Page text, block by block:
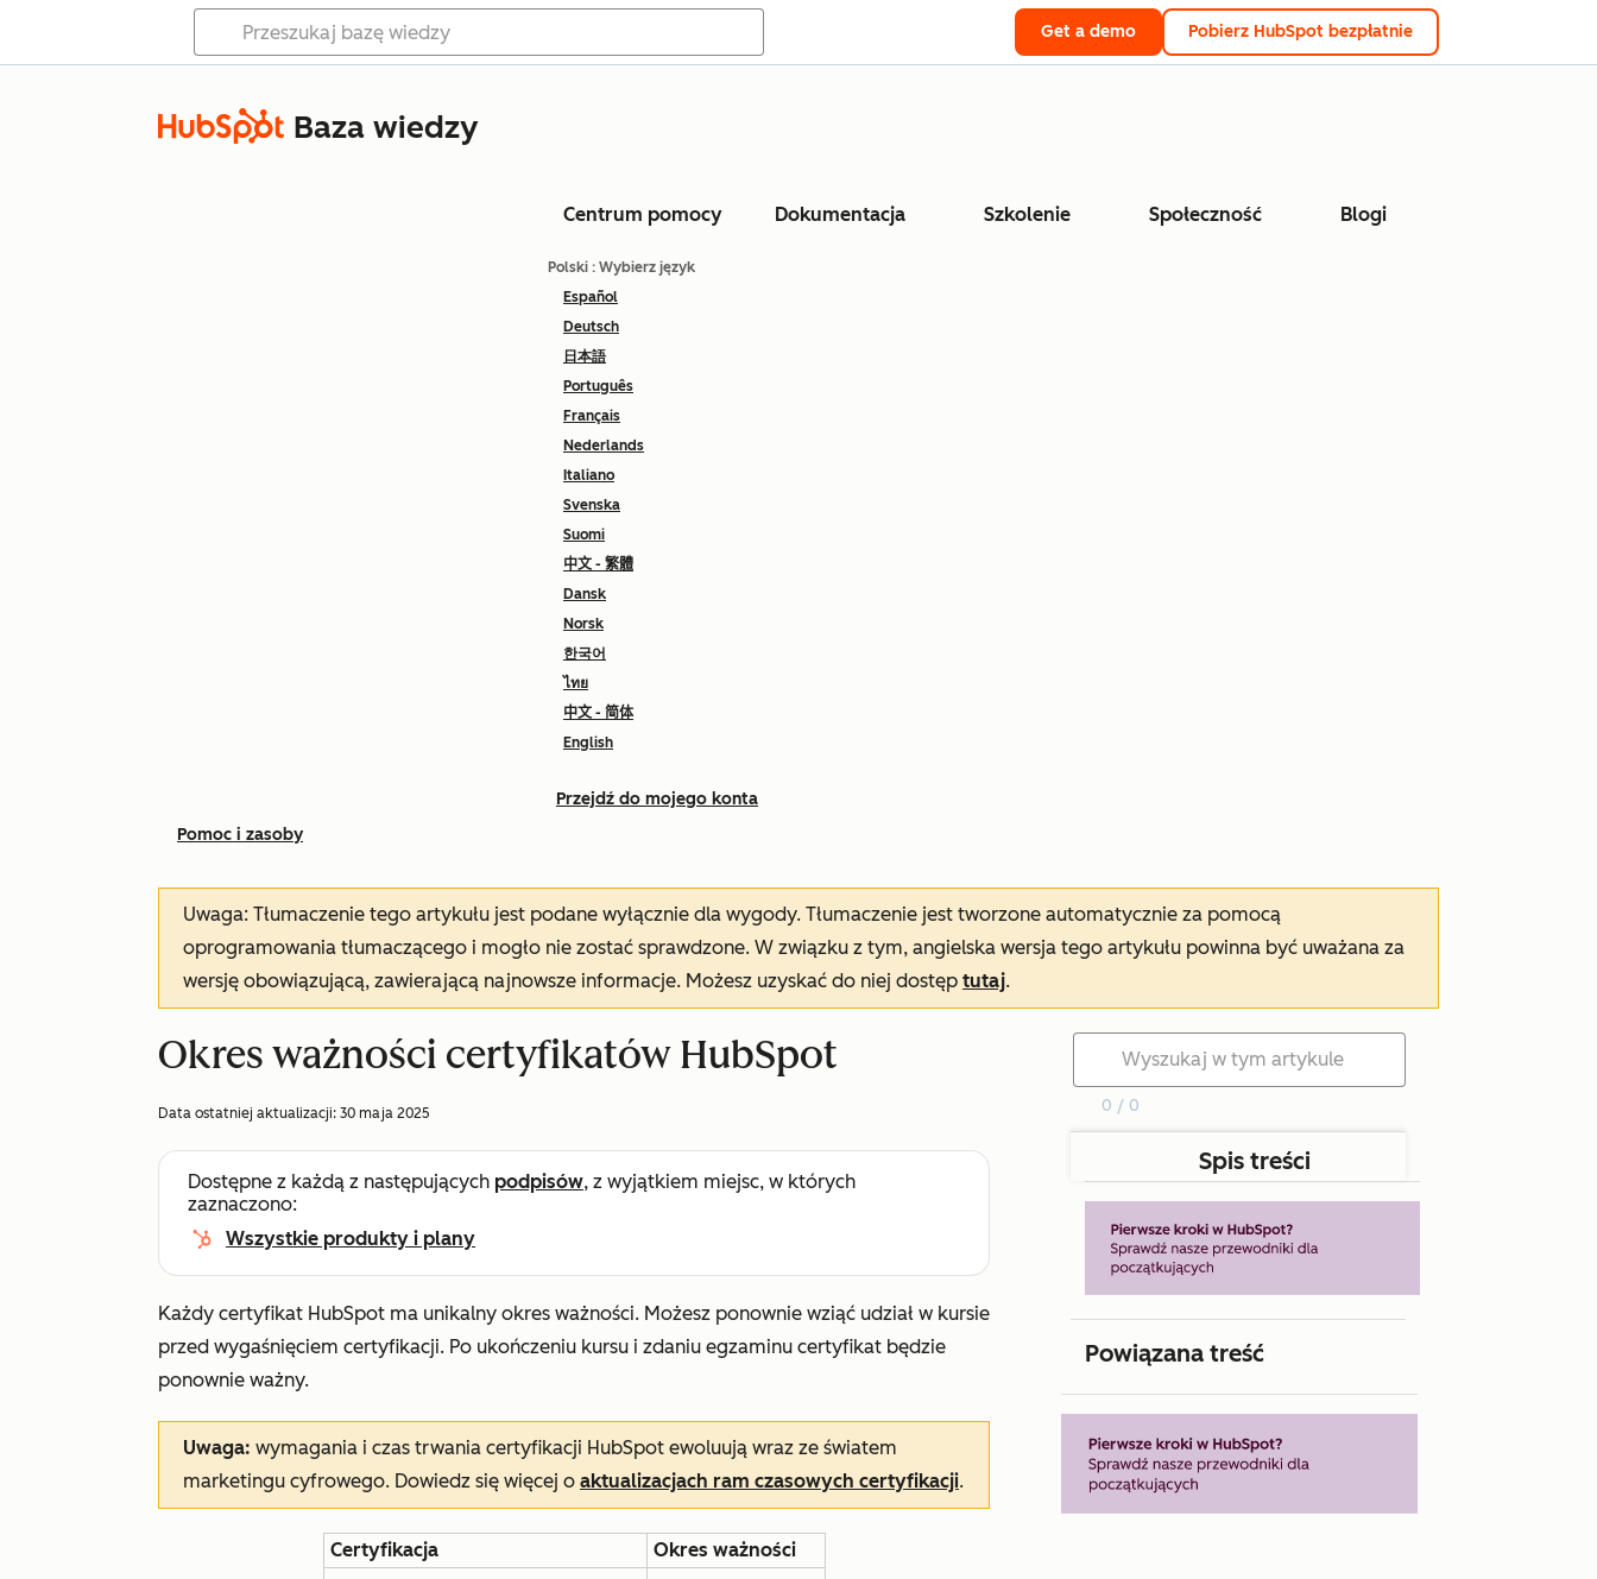
Get a demo Pobierz HubSpot bezpłatnie
Baza wiedzy
Centrum pomocy Dokumentacja Szkolenie Społeczność Blogi
Polski : Wybierz język
Español
Deutsch
日本語
Português
Français
Nederlands
Italiano
Svenska
Suomi
中文 - 繁體
Dansk
Norsk
한국어
ไทย
中文 - 简体
English
Przejdź do mojego konta
Pomoc i zasoby
Uwaga: Tłumaczenie tego artykułu jest podane wyłącznie dla wygody. Tłumaczenie jest tworzone automatycznie za pomocą
oprogramowania tłumaczącego i mogło nie zostać sprawdzone. W związku z tym, angielska wersja tego artykułu powinna być uważana za
wersję obowiązującą, zawierającą najnowsze informacje. Możesz uzyskać do niej dostęp tutaj.
Okres ważności certyfikatów HubSpot
Data ostatniej aktualizacji: 30 maja 2025
Dostępne z każdą z następujących podpisów, z wyjątkiem miejsc, w których
zaznaczono:
Wszystkie produkty i plany
Każdy certyfikat HubSpot ma unikalny okres ważności. Możesz ponownie wziąć udział w kursie
przed wygaśnięciem certyfikacji. Po ukończeniu kursu i zdaniu egzaminu certyfikat będzie
ponownie ważny.
Uwaga: wymagania i czas trwania certyfikacji HubSpot ewoluują wraz ze światem
marketingu cyfrowego. Dowiedz się więcej o aktualizacjach ram czasowych certyfikacji.
Certyfikacja
Okres ważności
0 / 0
Spis treści
Powiązana treść